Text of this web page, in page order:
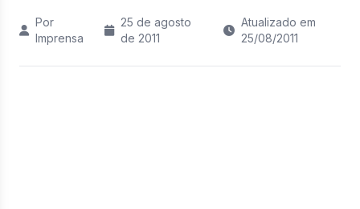
Por
Imprensa
25 de agosto
de 2011
Atualizado em
25/08/2011